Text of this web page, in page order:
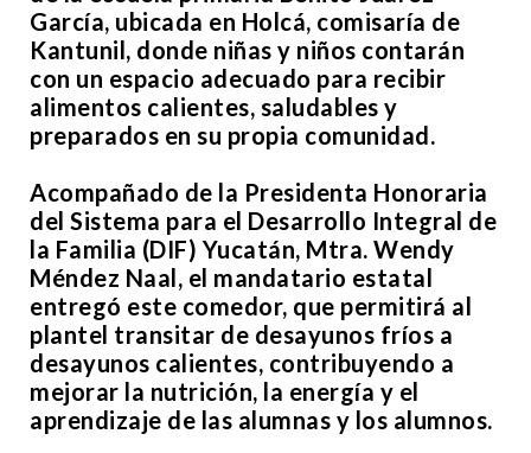
García, ubicada en Holcá, comisaría de
Kantunil, donde niñas y niños contarán
con un espacio adecuado para recibir
alimentos calientes, saludables y
preparados en su propia comunidad.
Acompañado de la Presidenta Honoraria
del Sistema para el Desarrollo Integral de
la Familia (DIF) Yucatán, Mtra. Wendy
Méndez Naal, el mandatario estatal
entregó este comedor, que permitirá al
plantel transitar de desayunos fríos a
desayunos calientes, contribuyendo a
mejorar la nutrición, la energía y el
aprendizaje de las alumnas y los alumnos.